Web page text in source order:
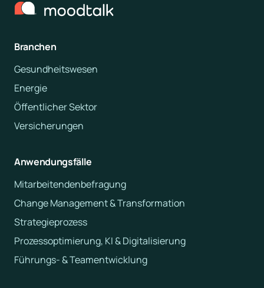
Branchen
Gesundheitswesen
Energie
Öffentlicher Sektor
Versicherungen
Anwendungsfälle
Mitarbeitendenbefragung
Change Management & Transformation
Strategieprozess
Prozessoptimierung, KI & Digitalisierung
Führungs- & Teamentwicklung